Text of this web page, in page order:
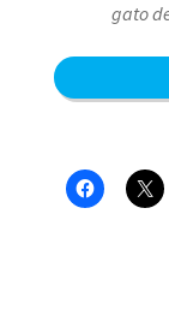
gato